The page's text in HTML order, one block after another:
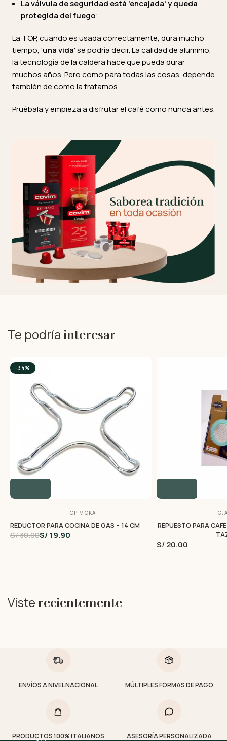
La válvula de seguridad está 'encajada' y queda
protegida del fuego;
La TOP, cuando es usada correctamente, dura mucho
tiempo, 'una vida' se podría decir. La calidad de aluminio,
la tecnología de la caldera hace que pueda durar
muchos años. Pero como para todas las cosas, depende
también de como la tratamos.
Pruébala y empieza a disfrutar el café como nunca antes.
Te podría interesar
-34%
TOP MOKA
REDUCTOR PARA COCINA DE GAS – 14 CM
S/ 30.00S/ 19.90
REPUESTO PARA
S/ 20.00
Viste recientemente
ENVÍOS A NIVEL NACIONAL MÚLTIPLES FORMAS DE PAGO
PRODUCTOS 100% ITALIANOS ASESORÍA PERSONALIZADA